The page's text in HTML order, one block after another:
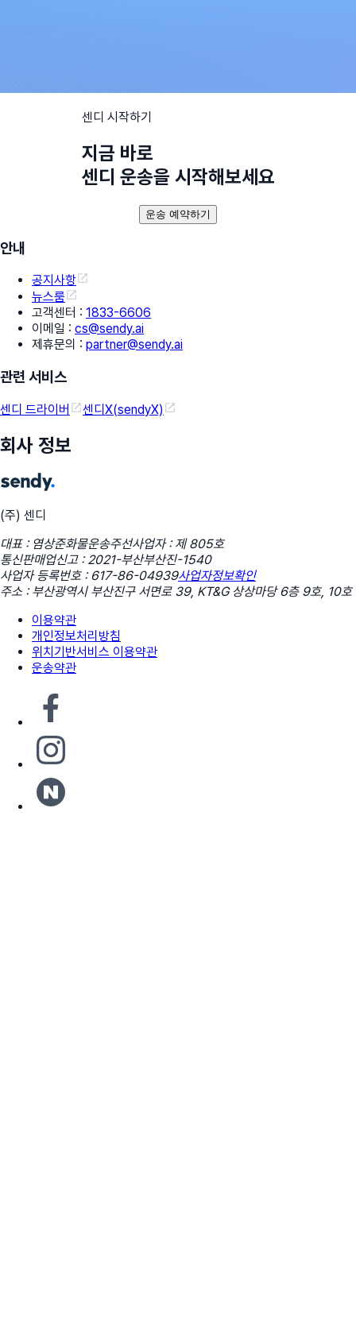
센디 시작하기
지금 바로
센디 운송을 시작해보세요
운송 예약하기
안내
공지사항
뉴스룸
고객센터 : 1833-6606
이메일 : cs@sendy.ai
제휴문의 : partner@sendy.ai
관련 서비스
센디 드라이버 센디X(sendyX)
회사 정보
(주) 센디
대표 : 염상준화물운송주선사업자 : 제 805호
통신판매업신고 : 2021-부산부산진-1540
사업자 등록번호 : 617-86-04939사업자정보확인
주소 : 부산광역시 부산진구 서면로 39, KT&G 상상마당 6층 9호, 10호
이용약관
개인정보처리방침
위치기반서비스 이용약관
운송약관